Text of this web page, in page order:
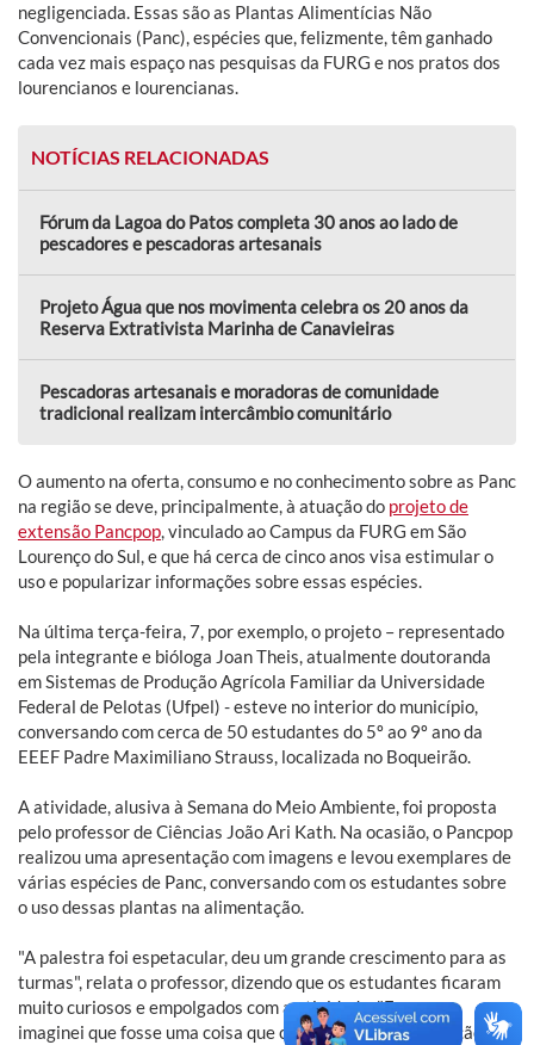
negligenciada. Essas são as Plantas Alimentícias Não
Convencionais (Panc), espécies que, felizmente, têm ganhado
cada vez mais espaço nas pesquisas da FURG e nos pratos dos
lourencianos e lourencianas.
NOTÍCIAS RELACIONADAS
Fórum da Lagoa do Patos completa 30 anos ao lado de
pescadores e pescadoras artesanais
Projeto Água que nos movimenta celebra os 20 anos da
Reserva Extrativista Marinha de Canavieiras
Pescadoras artesanais e moradoras de comunidade
tradicional realizam intercâmbio comunitário
O aumento na oferta, consumo e no conhecimento sobre as Panc
na região se deve, principalmente, à atuação do projeto de
extensão Pancpop, vinculado ao Campus da FURG em São
Lourenço do Sul, e que há cerca de cinco anos visa estimular o
uso e popularizar informações sobre essas espécies.
Na última terça-feira, 7, por exemplo, o projeto – representado
pela integrante e bióloga Joan Theis, atualmente doutoranda
em Sistemas de Produção Agrícola Familiar da Universidade
Federal de Pelotas (Ufpel) - esteve no interior do município,
conversando com cerca de 50 estudantes do 5º ao 9º ano da
EEEF Padre Maximiliano Strauss, localizada no Boqueirão.
A atividade, alusiva à Semana do Meio Ambiente, foi proposta
pelo professor de Ciências João Ari Kath. Na ocasião, o Pancpop
realizou uma apresentação com imagens e levou exemplares de
várias espécies de Panc, conversando com os estudantes sobre
o uso dessas plantas na alimentação.
"A palestra foi espetacular, deu um grande crescimento para as
turmas", relata o professor, dizendo que os estudantes ficaram
muito curiosos e empolgados com a atividade. "Eu nunca
imaginei que fosse uma coisa que chamasse tanto a atenção dos